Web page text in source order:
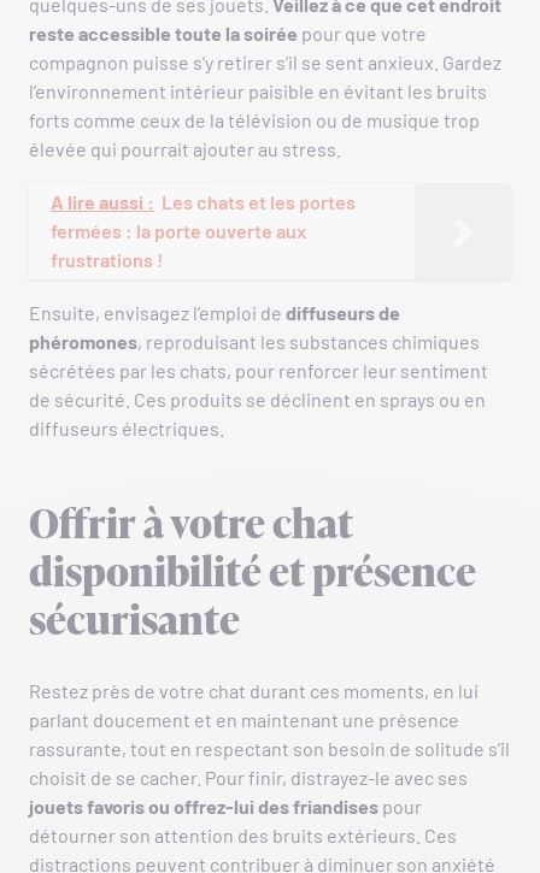
quelques-uns de ses jouets. Veillez à ce que cet endroit
reste accessible toute la soirée pour que votre
compagnon puisse s’y retirer s’il se sent anxieux. Gardez
l’environnement intérieur paisible en évitant les bruits
forts comme ceux de la télévision ou de musique trop
élevée qui pourrait ajouter au stress.
A lire aussi : Les chats et les portes
fermées : la porte ouverte aux
frustrations !
Ensuite, envisagez l’emploi de diffuseurs de
phéromones, reproduisant les substances chimiques
sécrétées par les chats, pour renforcer leur sentiment
de sécurité. Ces produits se déclinent en sprays ou en
diffuseurs électriques.
Offrir à votre chat
disponibilité et présence
sécurisante
Restez près de votre chat durant ces moments, en lui
parlant doucement et en maintenant une présence
rassurante, tout en respectant son besoin de solitude s’il
choisit de se cacher. Pour finir, distrayez-le avec ses
jouets favoris ou offrez-lui des friandises pour
détourner son attention des bruits extérieurs. Ces
distractions peuvent contribuer à diminuer son anxiété